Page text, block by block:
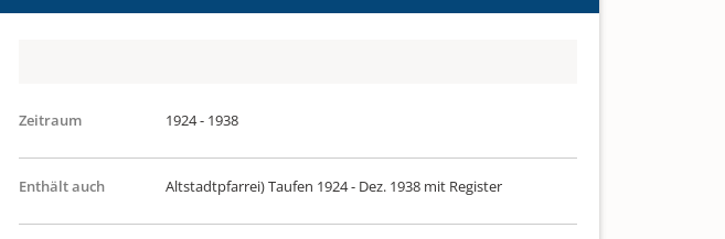
Zeitraum 1924 - 1938
Enthält auch Altstadtpfarrei) Taufen 1924 - Dez. 1938 mit Register